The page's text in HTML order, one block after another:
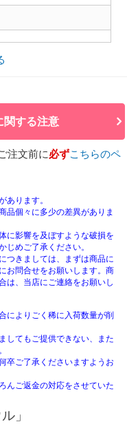
関する注意
注文前に必ずこちらのペ
あります。
品個々に多少の差異がありま
に影響を及ぼすような破損を
じめご了承ください。
つきましては、まずは商品に
お問合せをお願いします。商
は、当店にご連絡をお願いし
によりごく稀に入荷数量が削
してもご提供できない、また
卒ご了承くださいますようお
んご返金の対応をさせていた
」